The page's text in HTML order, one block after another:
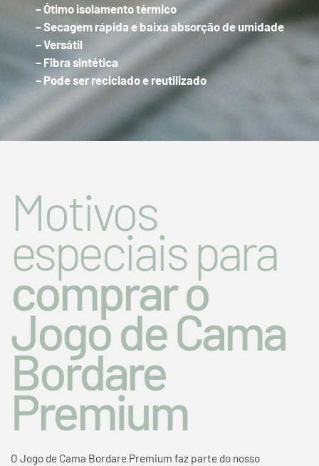
– Ótimo isolamento térmico
– Secagem rápida e baixa absorção de umidade
– Versátil
– Fibra sintética
– Pode ser reciclado e reutilizado
Motivos
especiais para
comprar o
Jogo de Cama
Bordare
Premium
O Jogo de Cama Bordare Premium faz parte do nosso